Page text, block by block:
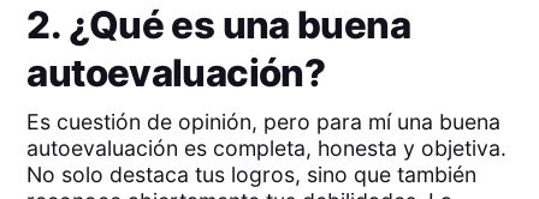
2. ¿Qué es una buena
autoevaluación?
Es cuestión de opinión, pero para mí una buena
autoevaluación es completa, honesta y objetiva.
No solo destaca tus logros, sino que también